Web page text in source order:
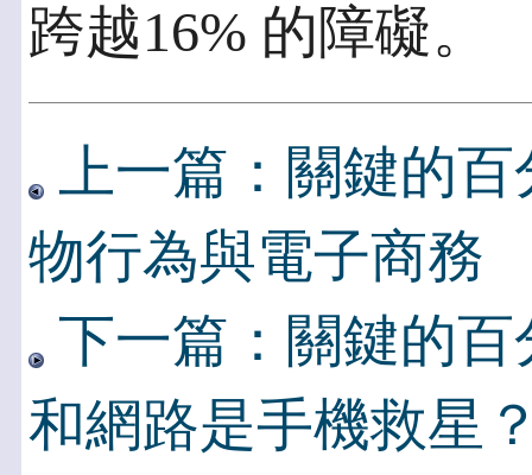
跨越16% 的障礙。
上一篇：關鍵的
物行為與電子商務
下一篇：關鍵的
和網路是手機救星